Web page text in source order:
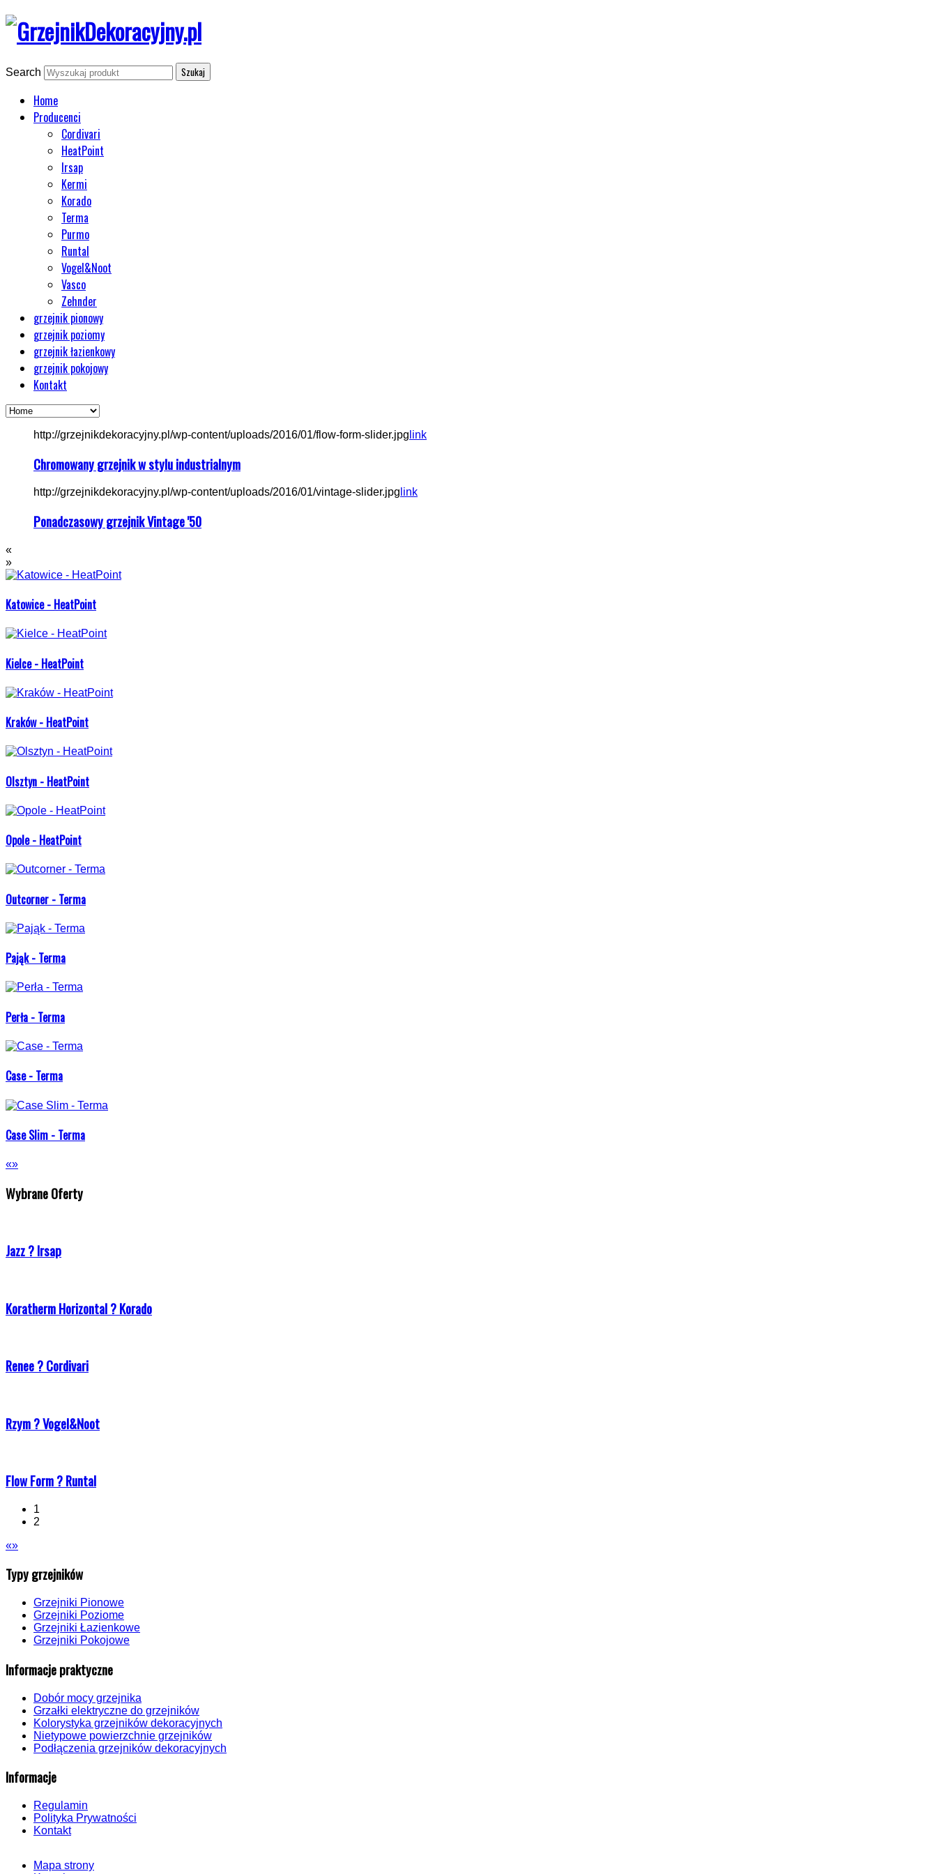
Search
Home
Producenci
Cordivari
HeatPoint
Irsap
Kermi
Korado
Terma
Purmo
Runtal
Vogel&Noot
Vasco
Zehnder
grzejnik pionowy
grzejnik poziomy
grzejnik łazienkowy
grzejnik pokojowy
Kontakt
http://grzejnikdekoracyjny.pl/wp-content/uploads/2016/01/flow-form-slider.jpg link
Chromowany grzejnik w stylu industrialnym
http://grzejnikdekoracyjny.pl/wp-content/uploads/2016/01/vintage-slider.jpg link
Ponadczasowy grzejnik Vintage '50
«
»
Katowice - HeatPoint
Kielce - HeatPoint
Kraków - HeatPoint
Olsztyn - HeatPoint
Opole - HeatPoint
Outcorner - Terma
Pająk - Terma
Perła - Terma
Case - Terma
Case Slim - Terma
«»
Wybrane Oferty
Jazz ? Irsap
Koratherm Horizontal ? Korado
Renee ? Cordivari
Rzym ? Vogel&Noot
Flow Form ? Runtal
1
2
«»
Typy grzejników
Grzejniki Pionowe
Grzejniki Poziome
Grzejniki Łazienkowe
Grzejniki Pokojowe
Informacje praktyczne
Dobór mocy grzejnika
Grzałki elektryczne do grzejników
Kolorystyka grzejników dekoracyjnych
Nietypowe powierzchnie grzejników
Podłączenia grzejników dekoracyjnych
Informacje
Regulamin
Polityka Prywatności
Kontakt
Mapa strony